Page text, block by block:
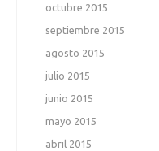
octubre 2015
septiembre 2015
agosto 2015
julio 2015
junio 2015
mayo 2015
abril 2015